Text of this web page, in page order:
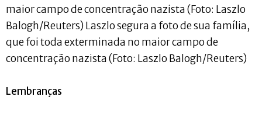
maior campo de concentração nazista (Foto: Laszlo
Balogh/Reuters) Laszlo segura a foto de sua família,
que foi toda exterminada no maior campo de
concentração nazista (Foto: Laszlo Balogh/Reuters)
Lembranças